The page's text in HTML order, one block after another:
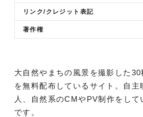
リンク/クレジット表記
著作権
大自然やまちの風景を撮影した
を無料配布しているサイト。自主
人、自然系のCMやPV制作をして
です。